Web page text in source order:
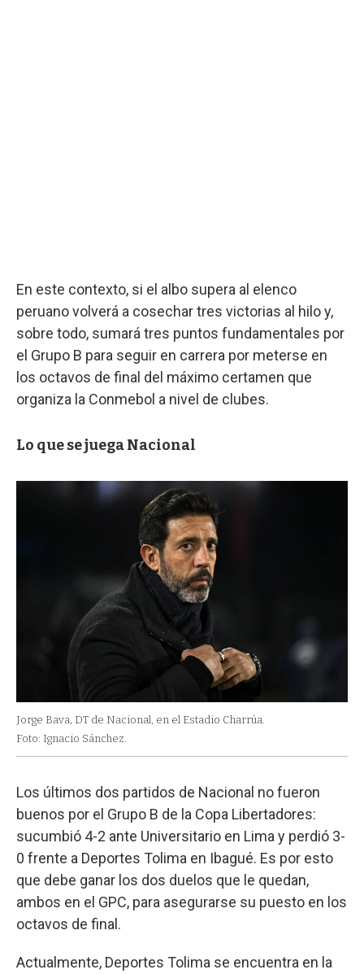
En este contexto, si el albo supera al elenco
peruano volverá a cosechar tres victorias al hilo y,
sobre todo, sumará tres puntos fundamentales por
el Grupo B para seguir en carrera por meterse en
los octavos de final del máximo certamen que
organiza la Conmebol a nivel de clubes.
Lo que se juega Nacional
Jorge Bava, DT de Nacional, en el Estadio Charrúa.
Foto: Ignacio Sánchez.
Los últimos dos partidos de Nacional no fueron
buenos por el Grupo B de la Copa Libertadores:
sucumbió 4-2 ante Universitario en Lima y perdió 3-
0 frente a Deportes Tolima en Ibagué. Es por esto
que debe ganar los dos duelos que le quedan,
ambos en el GPC, para asegurarse su puesto en los
octavos de final.
Actualmente, Deportes Tolima se encuentra en la